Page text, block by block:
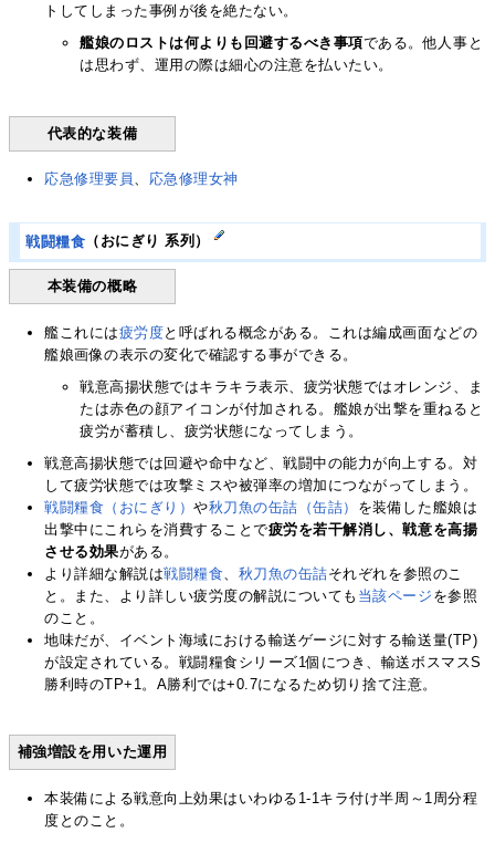
トしてしまった事例が後を絶たない。
艦娘のロストは何よりも回避するべき事項である。他人事と
は思わず、運用の際は細心の注意を払いたい。
代表的な装備
応急修理要員 、 応急修理女神
戦闘糧食 （おにぎり 系列）
本装備の概略
艦これには疲労度と呼ばれる概念がある。これは編成画面などの
艦娘画像の表示の変化で確認する事ができる。
戦意高揚状態ではキラキラ表示、疲労状態ではオレンジ、ま
たは赤色の顔アイコンが付加される。艦娘が出撃を重ねると
疲労が蓄積し、疲労状態になってしまう。
戦意高揚状態では回避や命中など、戦闘中の能力が向上する。対
して疲労状態では攻撃ミスや被弾率の増加につながってしまう。
戦闘糧食（おにぎり）や秋刀魚の缶詰（缶詰） を装備した艦娘は
出撃中にこれらを消費することで疲労を若干解消し、戦意を高揚
させる効果がある。
より詳細な解説は戦闘糧食 秋刀魚の缶詰それぞれを参照のこ
と。また、より詳しい疲労度の解説についても 当該ページ を参照
のこと。
地味だが、イベント海域における輸送ゲージに対する輸送量(TP)
が設定されている。戦闘糧食シリーズ1個につき、輸送ボスマスS
勝利時のTP+1。A勝利では+0.7になるため切り捨て注意。
補強増設を用いた運用
本装備による戦意向上効果はいわゆる1-1キラ付け半周～1周分程
度とのこと。